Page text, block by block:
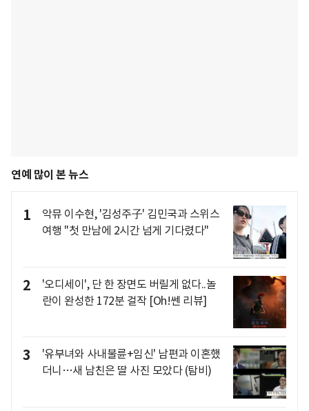
연예 많이 본 뉴스
1
악뮤 이수현, '김성주子' 김민국과 스위스
여행 "첫 만남에 2시간 넘게 기다렸다"
2
'오디세이', 단 한 장면도 버릴게 없다..놀
란이 완성한 172분 걸작 [Oh!쎈 리뷰]
3
'유부녀와 사내불륜+임신' 남편과 이혼했
더니…새 남친은 딸 사진 모았다 (탐비)